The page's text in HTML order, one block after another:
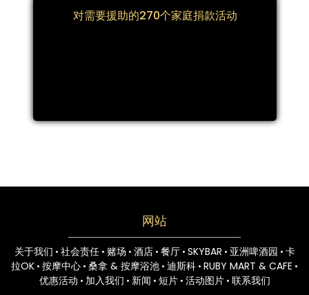
对需要援助的270个家庭捐款活动
网站
关于我们 • 社会责任• 赌场 • 酒店• 餐厅• SKYBAR • 亚洲啤酒园 • 卡
拉OK • 按摩中心 • 桑拿 & 按摩浴池 • 迪斯科 • RUBY MART & CAFE •
优惠活动 • 加入我们 • 新闻 • 短片• 活动图片• 联系我们